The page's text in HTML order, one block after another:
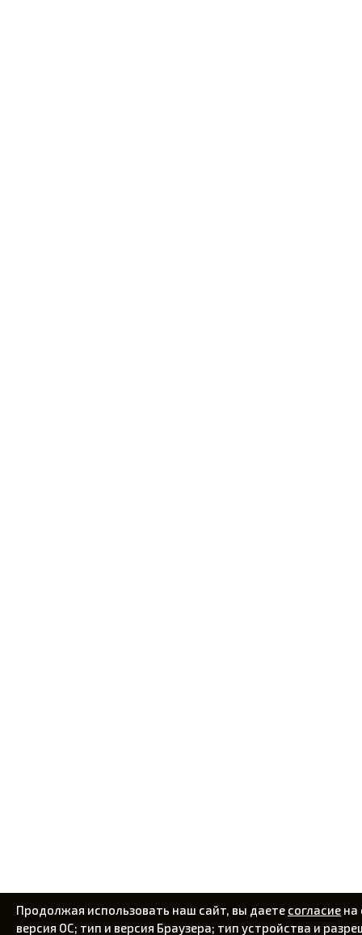
Продолжая использовать наш сайт, вы даете согласие на
версия ОС; тип и версия Браузера; тип устройства и